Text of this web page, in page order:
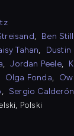
, Ben
Tahan, Dustin
, Jordan Peele,
Olga Fonda,
, Sergio Calderón
Polski